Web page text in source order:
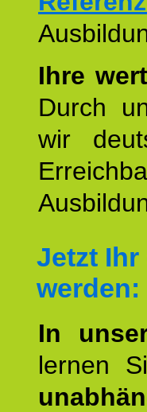
Ihre
Durch
wir
Jetzt Ihr
werden:
In
lernen